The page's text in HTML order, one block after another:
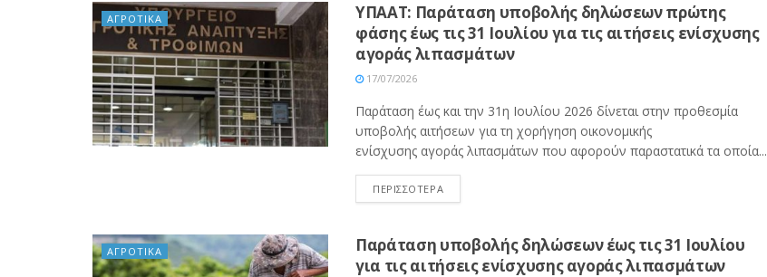
ΑΓΡΟΤΙΚΑ
ΥΠΑΑΤ: Παράταση υποβολής δηλώσεων πρώτης
φάσης έως τις 31 Ιουλίου για τις αιτήσεις ενίσχυσης
αγοράς λιπασμάτων
17/07/2026
Παράταση έως και την 31η Ιουλίου 2026 δίνεται στην προθεσμία
υποβολής αιτήσεων για τη χορήγηση οικονομικής
ενίσχυσης αγοράς λιπασμάτων που αφορούν παραστατικά τα οποία...
ΠΕΡΙΣΣΟΤΕΡΑ
ΑΓΡΟΤΙΚΑ
Παράταση υποβολής δηλώσεων έως τις 31 Ιουλίου
για τις αιτήσεις ενίσχυσης αγοράς λιπασμάτων